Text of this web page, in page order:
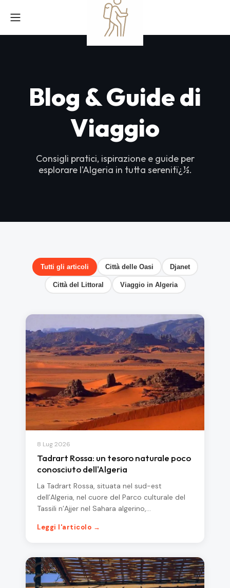
Blog & Guide di
Viaggio
Consigli pratici, ispirazione e guide per
esplorare l'Algeria in tutta serenitï¿½.
Tutti gli articoli Città delle Oasi Djanet
Città del Littoral Viaggio in Algeria
8 Lug 2026
Tadrart Rossa: un tesoro naturale poco
conosciuto dell'Algeria
La Tadrart Rossa, situata nel sud-est
dell’Algeria, nel cuore del Parco culturale del
Tassili n’Ajjer nel Sahara algerino,…
Leggi l'articolo →